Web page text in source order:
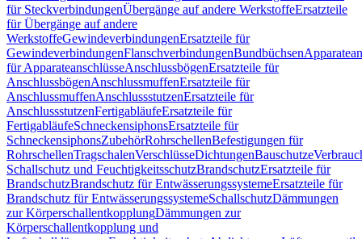
für SteckverbindungenÜbergänge auf andere WerkstoffeErsatzteile
für Übergänge auf andere
WerkstoffeGewindeverbindungenErsatzteile für
GewindeverbindungenFlanschverbindungenBundbüchsen
für ApparateanschlüsseAnschlussbögenErsatzteile für
AnschlussbögenAnschlussmuffenErsatzteile für
AnschlussmuffenAnschlussstutzenErsatzteile für
AnschlussstutzenFertigabläufeErsatzteile für
FertigabläufeSchneckensiphonsErsatzteile für
SchneckensiphonsZubehörRohrschellenBefestigungen für
RohrschellenTragschalenVerschlüsseDichtungenBauschutze
Schallschutz und FeuchtigkeitsschutzBrandschutzErsatzteile für
BrandschutzBrandschutz für EntwässerungssystemeErsatzteile für
Brandschutz für EntwässerungssystemeSchallschutzDämmungen
zur KörperschallentkopplungDämmungen zur
Körperschallentkopplung und